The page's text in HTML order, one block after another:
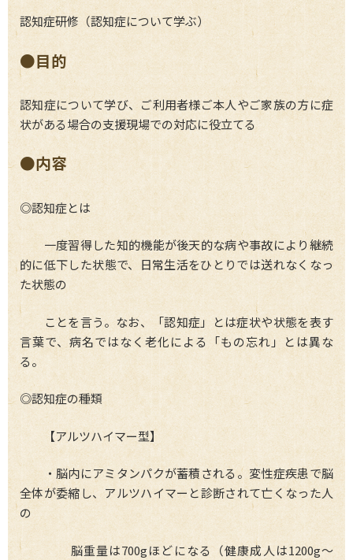
認知症研修（認知症について学ぶ）
●目的
認知症について学び、ご利用者様ご本人やご家族の方に症
状がある場合の支援現場での対応に役立てる
●内容
◎認知症とは
一度習得した知的機能が後天的な病や事故により継続
的に低下した状態で、日常生活をひとりでは送れなくなっ
た状態の
ことを言う。なお、「認知症」とは症状や状態を表す
言葉で、病名ではなく老化による「もの忘れ」とは異な
る。
◎認知症の種類
【アルツハイマー型】
・脳内にアミタンパクが蓄積される。変性症疾患で脳
全体が委縮し、アルツハイマーと診断されて亡くなった人
の
脳重量は700gほどになる（健康成人は1200g～